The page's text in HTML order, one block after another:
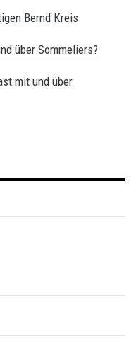
Bernd Kreis
über Sommeliers?
mit und über